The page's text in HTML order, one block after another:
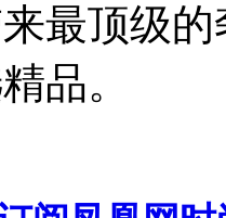
最顶级
品。